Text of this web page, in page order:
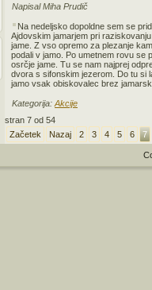
Napisal Miha Prudič
Na nedeljsko dopoldne sem se
Ajdovskim jamarjem pri
jame. Z vso opremo za plezanje
podali v jamo. Po umetnem rovu se
osrčje jame. Tu se nam najprej
dvora s sifonskim jezerom. Do tu si
jamo vsak obiskovalec brez
Kategorija: Akcije
stran 7 od 54
Začetek
Nazaj 2 3 4 5 6 7